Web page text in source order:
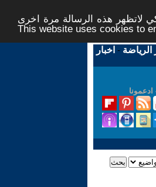
لاتظهر هذه الرسالة مرة اخرى -
This website uses cookies to
الرياضة - اخبار
ادعمونا